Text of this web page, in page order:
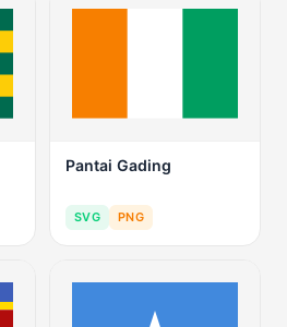
Pantai Gading
SVG PNG